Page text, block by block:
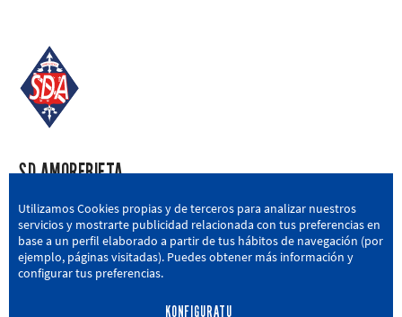
SD AMOREBIETA
San Miguel Kalea, 16, 48340 Amorebieta, Bizkaia
946 604 751 | sda@sdamorebieta.eus
Utilizamos Cookies propias y de terceros para analizar nuestros
servicios y mostrarte publicidad relacionada con tus preferencias en
base a un perfil elaborado a partir de tus hábitos de navegación (por
ejemplo, páginas visitadas). Puedes obtener más información y
configurar tus preferencias.
KONFIGURATU